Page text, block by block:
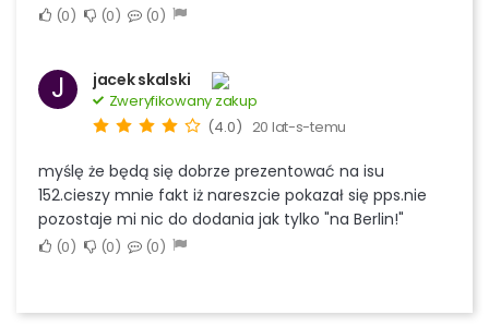
0 0 0
J jacek skalski
Zweryfikowany zakup
(4.0) 20 lat-s-temu
myślę że będą się dobrze prezentować na isu
152.cieszy mnie fakt iż nareszcie pokazał się pps.nie
pozostaje mi nic do dodania jak tylko "na Berlin!"
0 0 0